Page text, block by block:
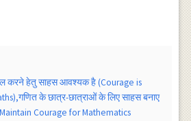
करने हेतु साहस आवश्यक है (Courage is
के छात्र-छात्राओं के लिए साहस बनाए
Courage for Mathematics